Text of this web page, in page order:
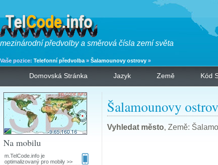
mezinárodní předvolby a směrová čísla zemí světa
Vaše pozice: Telefonní předvolba » Šalamounovy ostrovy »
Domovská Stránka Jazyk Země Kód
Šalamounovy
Vyhledat město, Země:
Na mobilu
m.TelCode.info je
optimalizovaný pro mobily >>